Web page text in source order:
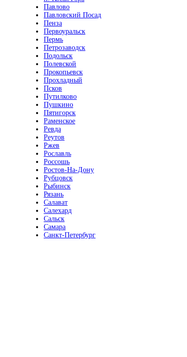
Павлово
Павловский Посад
Пенза
Первоуральск
Пермь
Петрозаводск
Подольск
Полевской
Прокопьевск
Прохладный
Псков
Путилково
Пушкино
Пятигорск
Раменское
Ревда
Реутов
Ржев
Рославль
Россошь
Ростов-На-Дону
Рубцовск
Рыбинск
Рязань
Салават
Салехард
Сальск
Самара
Санкт-Петербург